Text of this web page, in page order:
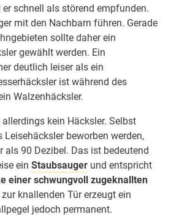
schnell als störend empfunden.
mit den Nachbarn führen. Gerade
sollte daher ein
gewählt werden. Ein
deutlich leiser als ein
ist während des
Walzenhäcksler.
kein Häcksler. Selbst
Leisehäcksler beworben werden,
90 Dezibel. Das ist bedeutend
ein Staubsauger und entspricht
einer schwungvoll zugeknallten
knallenden Tür erzeugt ein
jedoch permanent.